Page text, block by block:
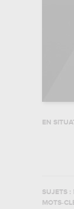
EN
SUJETS :
MOTS-